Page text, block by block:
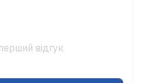
відгук